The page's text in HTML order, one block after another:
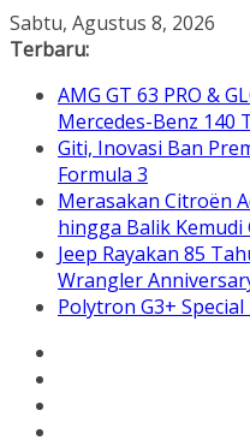
Skip
to
Sabtu, Agustus 8, 2026
Terbaru:
AMG GT 63 PRO &
Mercedes-Benz 140
Giti, Inovasi Ban
Formula 3
Merasakan Citroën
hingga Balik Kemudi
Jeep Rayakan 85
Wrangler
Polytron G3+ Special